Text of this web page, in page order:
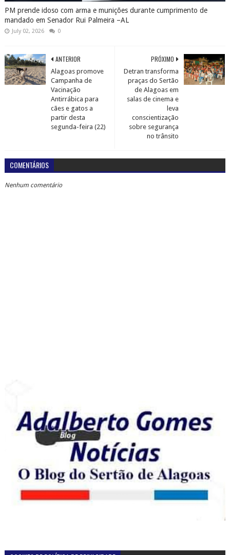
PM prende idoso com arma e munições durante cumprimento de
mandado em Senador Rui Palmeira –AL
July 02, 2026 0
PRÓXIMO
Detran transforma
praças do Sertão
de Alagoas em
salas de cinema e
leva
conscientização
sobre segurança
no trânsito
ANTERIOR
Alagoas promove
Campanha de
Vacinação
Antirrábica para
cães e gatos a
partir desta
segunda-feira (22)
COMENTÁRIOS
Nenhum comentário